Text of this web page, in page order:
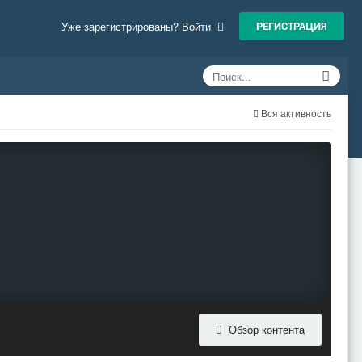
Уже зарегистрированы? Войти РЕГИСТРАЦИЯ
Вся активность
Обзор контента